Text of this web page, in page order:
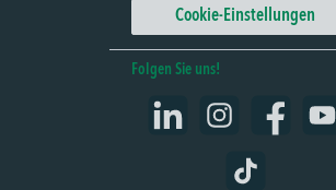
Cookie-Einstellungen
Folgen Sie uns!
Instagram Facebook YouTube
TikTok